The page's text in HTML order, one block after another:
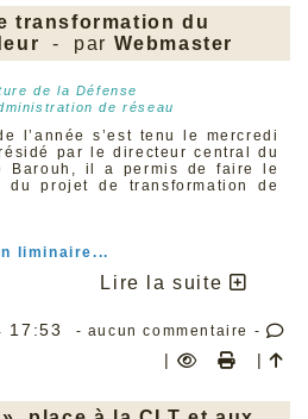
ou des résolutions pour
pour la relance économique
Covid-19, pour le soutien à
le devoir de vigilance des
des enfants, esclavage,
etc.).
clerc pour penser que céder
serait extrêmement
et, en particulier, pour les
L’expérience du Brexit
sorti de l’UE, le Royaume-Uni
à quel point il en était
à hauteur des ambitions
Taxation européenne juste.
notamment pour la
transformation du
- par Webmaster
de la Défense
de réseau
l’année s’est tenu le mercredi
par le directeur central du
Barouh, il a permis de faire le
du projet de transformation de
liminaire...
Lire la suite
17:53 - aucun commentaire -
| |